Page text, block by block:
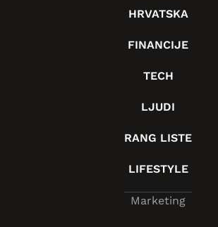
HRVATSKA
FINANCIJE
TECH
LJUDI
RANG LISTE
LIFESTYLE
Marketing